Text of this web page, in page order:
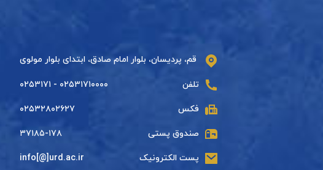
قم، پردیسان، بلوار امام صادق، ابتدای بلوار مولوی
تلفن ۰۲۵۳۱۷۱۰۰۰۰ - ۰۲۵۳۱۷۱
فکس ۰۲۵۳۲۸۰۲۶۲۷
صندوق پستی ۳۷۱۸۵-۱۷۸
پست الکترونیک info[@]urd.ac.ir